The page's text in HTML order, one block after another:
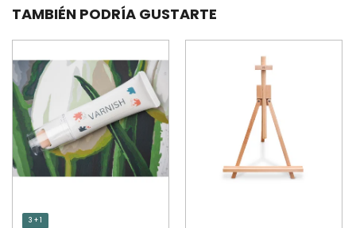
TAMBIÉN PODRÍA GUSTARTE
3 + 1